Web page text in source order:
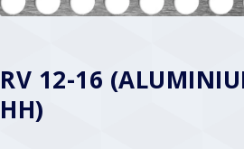
RV 12-16
HH)